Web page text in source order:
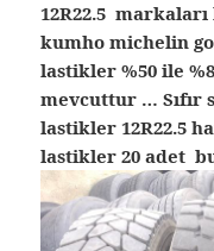
12R22.5
kumho michelin
lastikler %50 ile
mevcuttur … Sıfır
lastikler 12R22.5
lastikler 20 adet